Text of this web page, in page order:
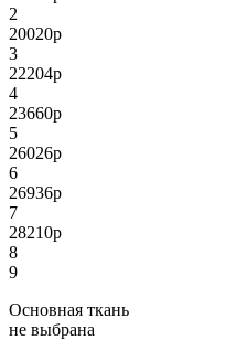
2
20020р
3
22204р
4
23660р
5
26026р
6
26936р
7
28210р
8
9
Основная ткань
не выбрана